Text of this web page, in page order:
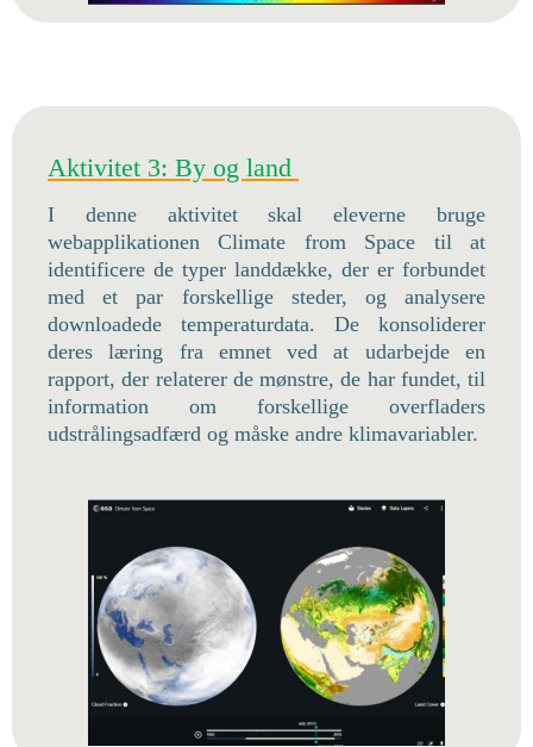
Aktivitet 3: By og land
I denne aktivitet skal eleverne bruge
webapplikationen Climate from Space til at
identificere de typer landdække, der er forbundet
med et par forskellige steder, og analysere
downloadede temperaturdata. De konsoliderer
deres læring fra emnet ved at udarbejde en
rapport, der relaterer de mønstre, de har fundet, til
information om forskellige overfladers
udstrålingsadfærd og måske andre klimavariabler.